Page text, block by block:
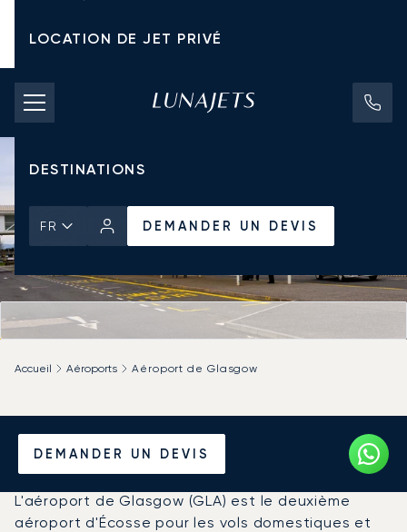
LOCATION DE JET PRIVÉ
TARIFS D'AFFRÈTEMENT
JETS PRIVÉS
DESTINATIONS
FR DEMANDER UN DEVIS
DEMANDER UN DEVIS
Accueil Aéroports Aéroport de Glasgow
Louer un Jet Privé de/vers
l'Aéroport de Glasgow
L'aéroport de Glasgow (GLA) est le deuxième
aéroport d'Écosse pour les vols domestiques et